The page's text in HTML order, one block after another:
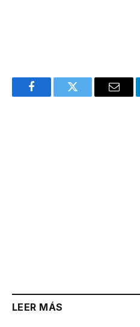
FacebookTwitter Email
LEER MÁS